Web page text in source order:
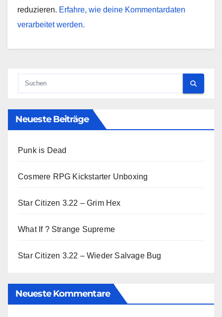
reduzieren. Erfahre, wie deine Kommentardaten
verarbeitet werden.
Neueste Beiträge
Punk is Dead
Cosmere RPG Kickstarter Unboxing
Star Citizen 3.22 – Grim Hex
What If ? Strange Supreme
Star Citizen 3.22 – Wieder Salvage Bug
Neueste Kommentare